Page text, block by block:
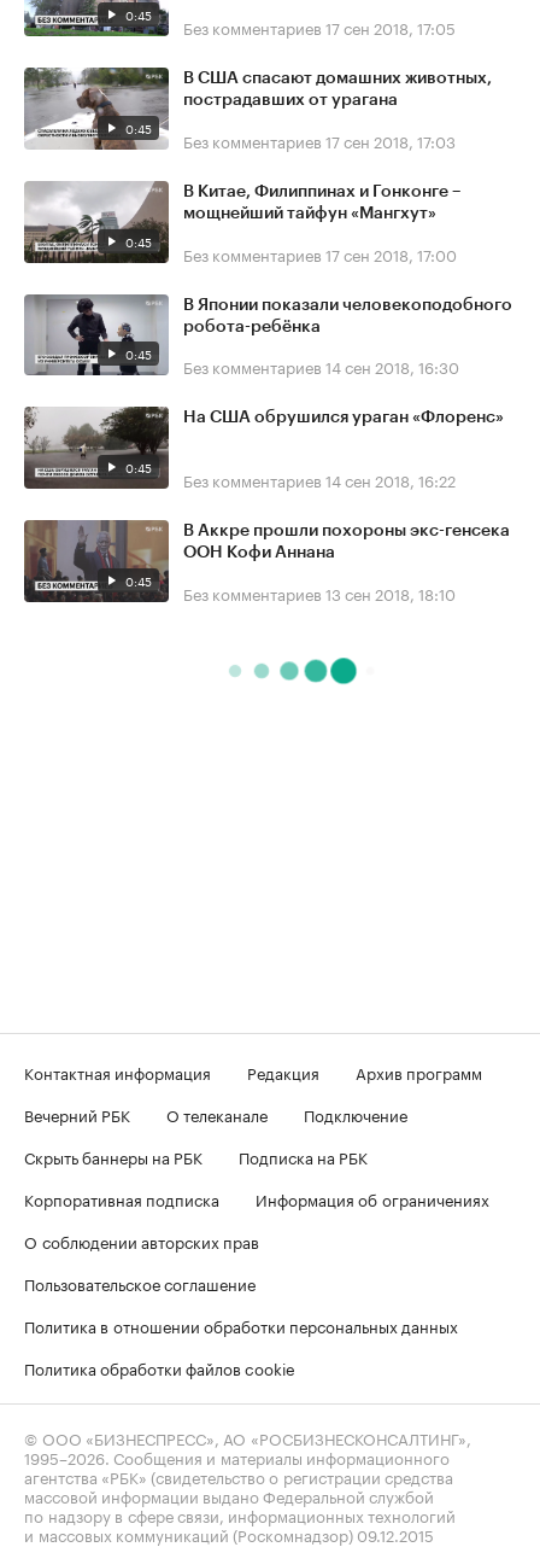
0:45 Без комментариев 17 сен 2018, 17:05
0:45
В США спасают домашних животных,
пострадавших от урагана
Без комментариев 17 сен 2018, 17:03
0:45
В Китае, Филиппинах и Гонконге –
мощнейший тайфун «Мангхут»
Без комментариев 17 сен 2018, 17:00
0:45
В Японии показали человекоподобного
робота-ребёнка
Без комментариев 14 сен 2018, 16:30
0:45
На США обрушился ураган «Флоренс»
Без комментариев 14 сен 2018, 16:22
0:45
В Аккре прошли похороны экс-генсека
ООН Кофи Аннана
Без комментариев 13 сен 2018, 18:10
Контактная информация Редакция
Архив программ
Вечерний РБК
О телеканале
Подключение
Скрыть баннеры на РБК
Подписка на РБК
Корпоративная подписка
Информация об ограничениях
О соблюдении авторских прав
Пользовательское соглашение
Политика в отношении обработки персональных данных
Политика обработки файлов cookie
© ООО «БИЗНЕСПРЕСС», АО «РОСБИЗНЕСКОНСАЛТИНГ»,
1995–2026 . Сообщения и материалы информационного
агентства «РБК» (свидетельство о регистрации средства
массовой информации выдано Федеральной службой
по надзору в сфере связи, информационных технологий
и массовых коммуникаций (Роскомнадзор) 09.12.2015